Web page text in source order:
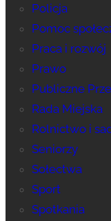
Policja
Pomoc
Praca i rozwój
Prawo
Publiczne
Rada Miejska
Rolnictwo i
Seniorzy
Sołectwa
Sport
Spotkania